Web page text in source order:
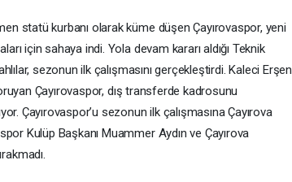
statü kurbanı olarak küme düşen Çayırovaspor, yeni
için sahaya indi. Yola devam kararı aldığı Teknik
sezonun ilk çalışmasını gerçekleştirdi. Kaleci Erşen
Çayırovaspor, dış transferde kadrosunu
Çayırovaspor’u sezonun ilk çalışmasına Çayırova
Kulüp Başkanı Muammer Aydın ve Çayırova